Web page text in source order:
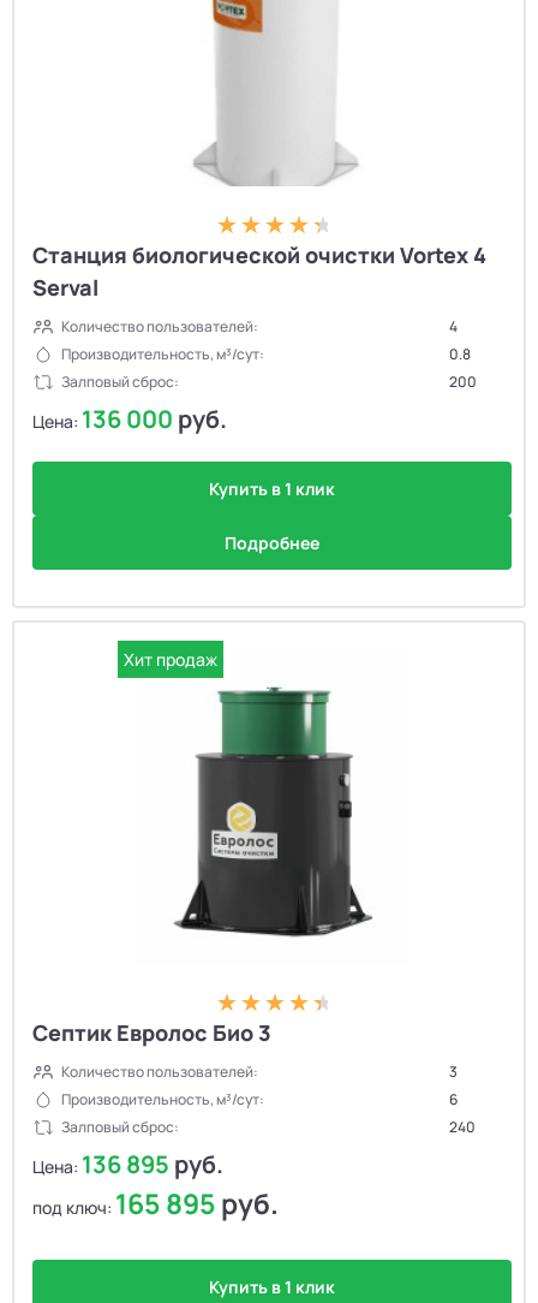
Станция биологической очистки Vortex 4
Serval
Количество пользователей:
4
Производительность, м³/сут:
0.8
Залповый сброс:
200
Цена: 136 000 руб.
Купить в 1 клик
Подробнее
Хит продаж
Септик Евролос Био 3
Количество пользователей:
3
Производительность, м³/сут:
6
Залповый сброс:
240
Цена: 136 895 руб.
под ключ: 165 895руб.
Купить в 1 клик